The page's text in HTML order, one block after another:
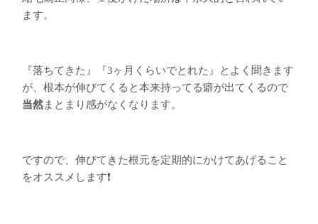
ます。
『落ちてきた』『3ヶ月くらいでとれた』とよく聞きます
が、根本が伸びてくると本来持ってる癖が出てくるので
当然まとまり感がなくなります。
ですので、伸びてきた根元を定期的にかけてあげること
をオススメします❗️